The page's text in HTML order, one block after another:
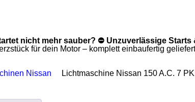
nicht mehr sauber? ⛔ Unzuverlässige
für dein Motor – komplett einbaufertig
Nissan Lichtmaschine Nissan 150 A.C. 7